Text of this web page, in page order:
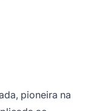
pioneira na